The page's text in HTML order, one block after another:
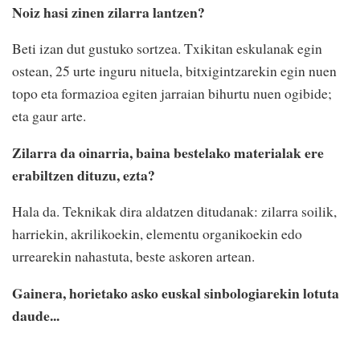
Noiz hasi zinen zilarra lantzen?
Beti izan dut gustuko sortzea. Txikitan eskulanak egin
ostean, 25 urte inguru nituela, bitxigintzarekin egin nuen
topo eta formazioa egiten jarraian bihurtu nuen ogibide;
eta gaur arte.
Zilarra da oinarria, baina bestelako materialak ere
erabiltzen dituzu, ezta?
Hala da. Teknikak dira aldatzen ditudanak: zilarra soilik,
harriekin, akrilikoekin, elementu organikoekin edo
urrearekin nahastuta, beste askoren artean.
Gainera, horietako asko euskal sinbologiarekin lotuta
daude...